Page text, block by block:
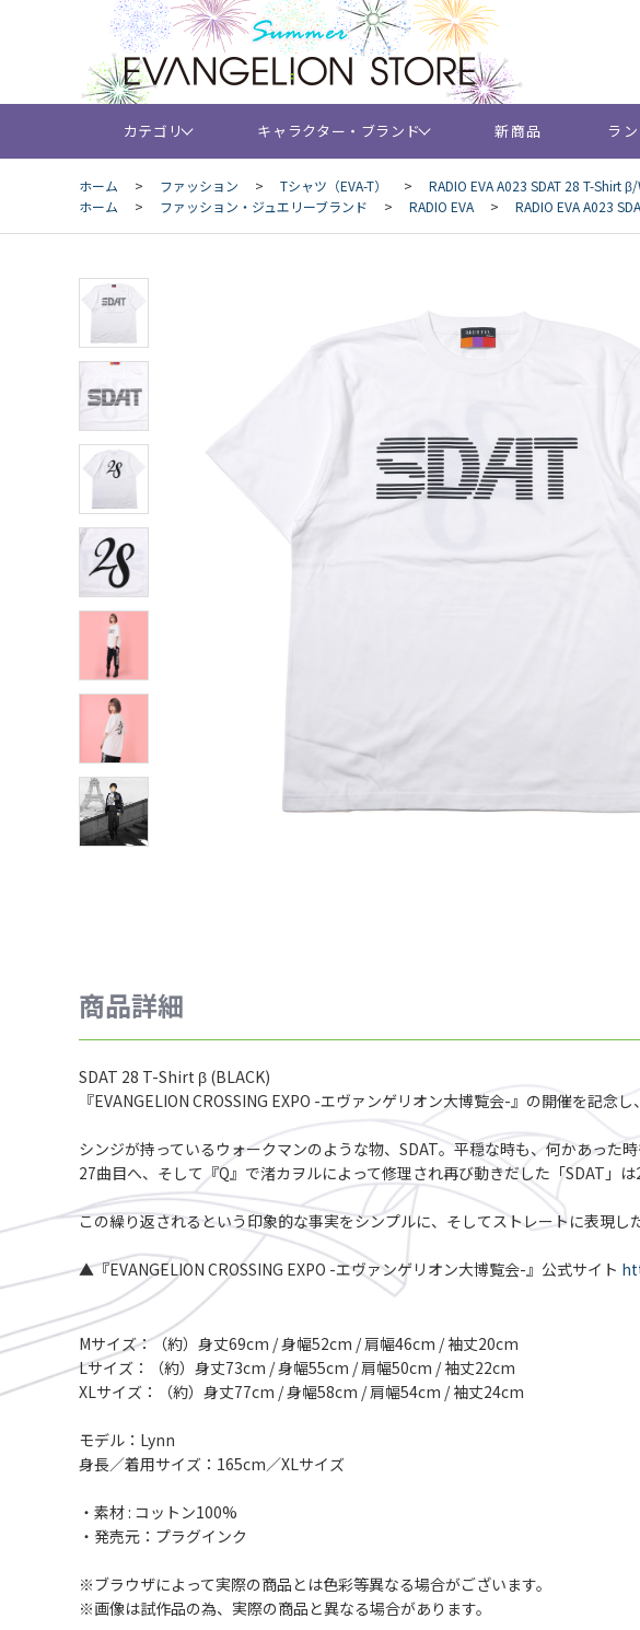
カテゴリ キャラクター・ブランド 新商品 ラ
ホーム > ファッション > Tシャツ（EVA-T） >
RADIO EVA A023 SDAT 28 T-Shirt β/
ホーム
> ファッション・ジュエリーブランド > RADIO EVA > RADIO EVA A023
商品詳細
SDAT 28 T-Shirt β (BLACK)
『EVANGELION CROSSING EXPO -エヴァンゲリオン大博覧会-』の開催を記念
シンジが持っているウォークマンのような物、SDAT。平穏な時も、何かあっ
27曲目へ、そして『Q』で渚カヲルによって修理され再び動きだした「SDAT」は
この繰り返されるという印象的な事実をシンプルに、そしてストレートに表現し
▲『EVANGELION CROSSING EXPO -エヴァンゲリオン大博覧会-』公式サイト
Mサイズ：（約）身丈69cm / 身幅52cm / 肩幅46cm / 袖丈20cm
Lサイズ：（約）身丈73cm / 身幅55cm / 肩幅50cm / 袖丈22cm
XLサイズ：（約）身丈77cm / 身幅58cm / 肩幅54cm / 袖丈24cm
モデル：Lynn
身長／着用サイズ：165cm／XLサイズ
・素材 : コットン100%
・発売元：プラグインク
※ブラウザによって実際の商品とは色彩等異なる場合がございます。
※画像は試作品の為、実際の商品と異なる場合があります。